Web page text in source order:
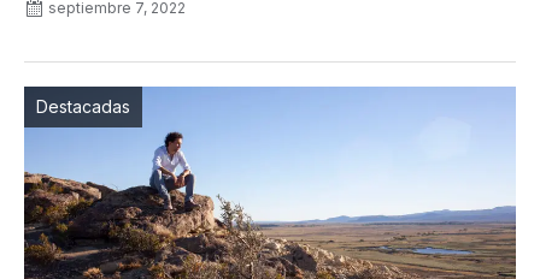
septiembre 7, 2022
Destacadas